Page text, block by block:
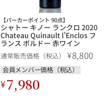
【パーカーポイント 90点】
シャトー キノー ランクロ 2020
Chateau Quinault l’Enclos フ
ランス ボルドー 赤ワイン
通常販売価格（税込） ¥8,800
会員メンバー価格（税込）
¥7,980